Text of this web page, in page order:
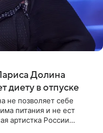
Долина
диету в отпуске
не позволяет себе
питания и не ест
артистка России